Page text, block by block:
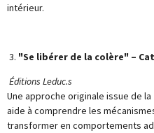
intérieur.
3. "Se libérer de la colère" –
Éditions Leduc.s
Une approche originale issue de
aide à comprendre les
transformer en comportements